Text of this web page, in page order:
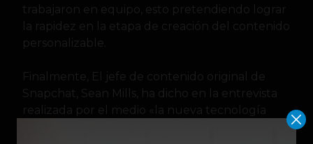
trabajaron en equipo, esto pretendiendo lograr
la rapidez en la etapa de creación del contenido
personalizable.
Finalmente, El jefe de contenido original de
Snapchat, Sean Mills, ha dicho en la entrevista
realizada por el medio «la nueva tecnología